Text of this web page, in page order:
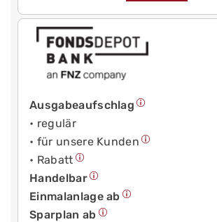
Ausgabeaufschlag
• regulär
• für unsere Kunden
• Rabatt
Handelbar
Einmalanlage ab
Sparplan ab